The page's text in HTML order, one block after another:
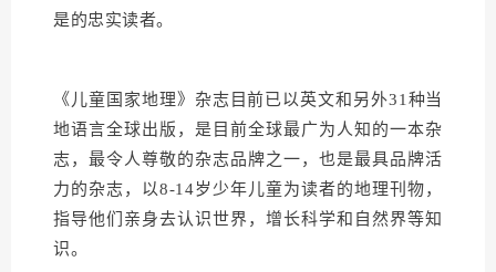
是的忠实读者。
《儿童国家地理》杂志目前已以英文和另外31种当
地语言全球出版，是目前全球最广为人知的一本杂
志，最令人尊敬的杂志品牌之一，也是最具品牌活
力的杂志，以8-14岁少年儿童为读者的地理刊物，
指导他们亲身去认识世界，增长科学和自然界等知
识。